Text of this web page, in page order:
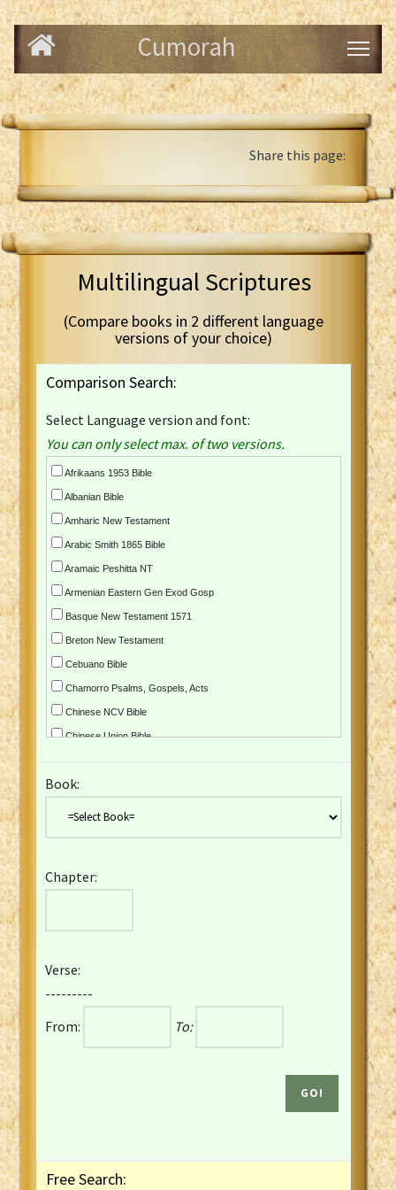
Cumorah
Share this page:
Multilingual Scriptures
(Compare books in 2 different language
versions of your choice)
Comparison Search:
Select Language version and font:
You can only select max. of two versions.
Afrikaans 1953 Bible
Albanian Bible
Amharic New Testament
Arabic Smith 1865 Bible
Aramaic Peshitta NT
Armenian Eastern Gen Exod Gosp
Basque New Testament 1571
Breton New Testament
Cebuano Bible
Chamorro Psalms, Gospels, Acts
Chinese NCV Bible
Chinese Union Bible
Czech Kralicka Bible
English YLT 1898 Bible
French Darby Bible
French Louis Segond Bible
Gaelic (Manx) Selections
Gaelic (Scottish) Mark
Book:
Chapter:
Verse:
---------
From:
To:
Free Search: